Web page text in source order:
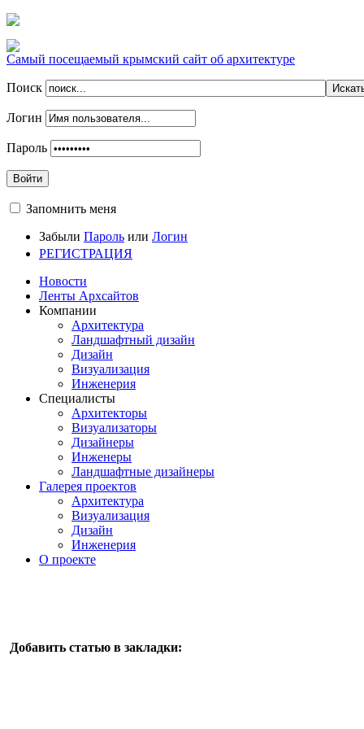
Самый посещаемый крымский сайт об архитектуре
Поиск
Логин
Пароль
Войти
Запомнить меня
Забыли Пароль или Логин
РЕГИСТРАЦИЯ
Новости
Ленты Архсайтов
Компании
Архитектура
Ландшафтный дизайн
Дизайн
Визуализация
Инженерия
Специалисты
Архитекторы
Визуализаторы
Дизайнеры
Инженеры
Ландшафтные дизайнеры
Галерея проектов
Архитектура
Визуализация
Дизайн
Инженерия
О проекте
Добавить статью в закладки: